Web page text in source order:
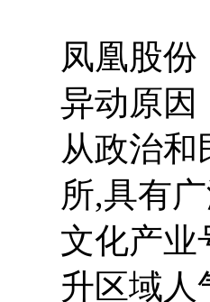
凤凰股份
异动原因
从政治
所,具有
文化产业
升区域人